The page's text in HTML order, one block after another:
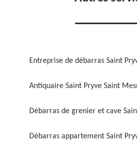
Entreprise de débarras Saint
Antiquaire Saint Pryve Saint
Débarras de grenier et cave
Débarras appartement Saint